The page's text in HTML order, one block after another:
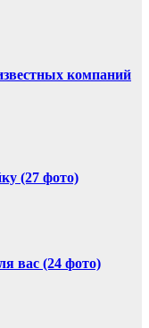
компаний
(27 фото)
вас (24 фото)